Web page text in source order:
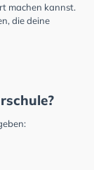
machen kannst.
die deine